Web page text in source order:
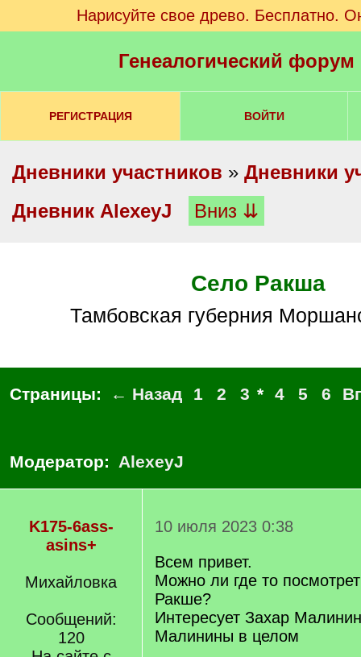
Нарисуйте свое древо. Бесплатно.
Генеалогический
РЕГИСТРАЦИЯ ВОЙТИ
Дневники участников » Дневники
Дневник AlexeyJ
Вниз ⇊
Село Ракша
Тамбовская губерния
Страницы: ← Назад 1 2 3 * 4 5 6
Модератор: AlexeyJ
K175-6ass-
asins+
Михайловка
Сообщений:
120
10 июля 2023 0:38
Всем привет.
Можно ли где то
Ракше?
Интересует Захар
Малинины в целом